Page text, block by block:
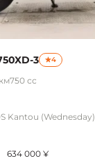
3 4
750 сс
Kantou (Wednesday)
634 000 ¥